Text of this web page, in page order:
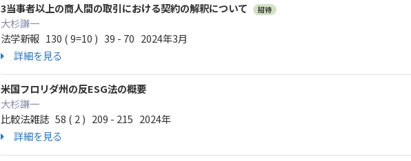
3当事者以上の商人間の取引における契約の解釈について 招待
大杉謙一
法学新報 130 ( 9=10 ) 39 - 70 2024年3月
詳細を見る
米国フロリダ州の反ESG法の概要
大杉謙一
比較法雑誌 58 ( 2 ) 209 - 215 2024年
詳細を見る